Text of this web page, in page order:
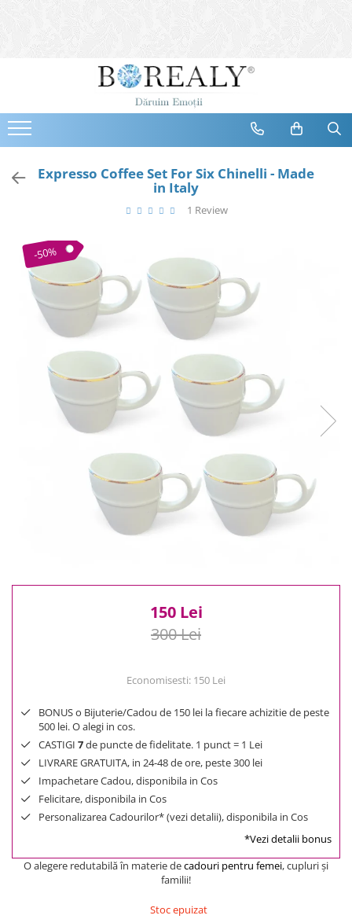
Bijuterii
Cercei
Bratari
Coliere
Destinatari
Bijuterii Femei
Bijuterii Copii
Bijuterii Mirese
Reduceri
Cele mai noi
Cele mai vandute
Cele mai votate
100 Lei - 200 Lei
1000 Lei +
Expresso Coffee Set For Six Chinelli - Made
in Italy
1 Review
-50%
150 Lei
300 Lei
Economisesti: 150 Lei
BONUS o Bijuterie/Cadou de 150 lei la fiecare achizitie de peste
500 lei. O alegi in cos.
CASTIGI 7de puncte de fidelitate. 1 punct = 1 Lei
LIVRARE GRATUITA, in 24-48 de ore, peste 300 lei
Impachetare Cadou, disponibila in Cos
Felicitare, disponibila in Cos
Personalizarea Cadourilor* (vezi detalii), disponibila in Cos
*Vezi detalii bonus
O alegere redutabilă în materie decadouri pentru femei, cupluri şi
familii!
Stoc epuizat